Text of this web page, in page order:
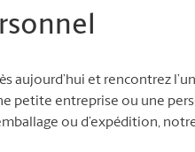
aujourd’hui et rencontrez
petite entreprise ou une
ou d’expédition,